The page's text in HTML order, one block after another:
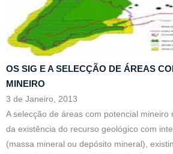
OS SIG E A SELECÇÃO DE ÁREAS
MINEIRO
3 de Janeiro, 2013
A selecção de áreas com potencial mineiro
da existência do recurso geológico com
(massa mineral ou depósito mineral),